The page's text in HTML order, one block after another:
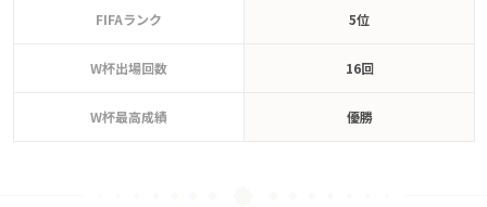
FIFAランク 5位
W杯出場回数 16回
W杯最高成績 優勝